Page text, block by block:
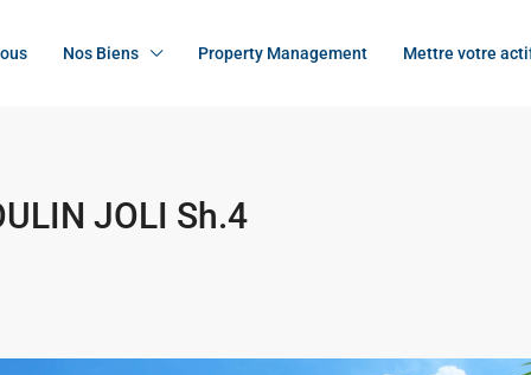
Nos Biens Property Management Mettre votre
JOLI Sh.4